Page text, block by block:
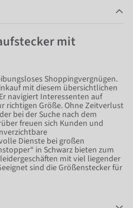
mit
Shoppingvergnügen.
mit diesem übersichtlichen
navigiert Interessenten auf
richtigen Größe. Ohne Zeitverlust
bei der Suche nach dem
freuen sich Kunden und
Dienste bei großen
in Schwarz bieten zum
mit viel liegender
sind die Größenstecker für